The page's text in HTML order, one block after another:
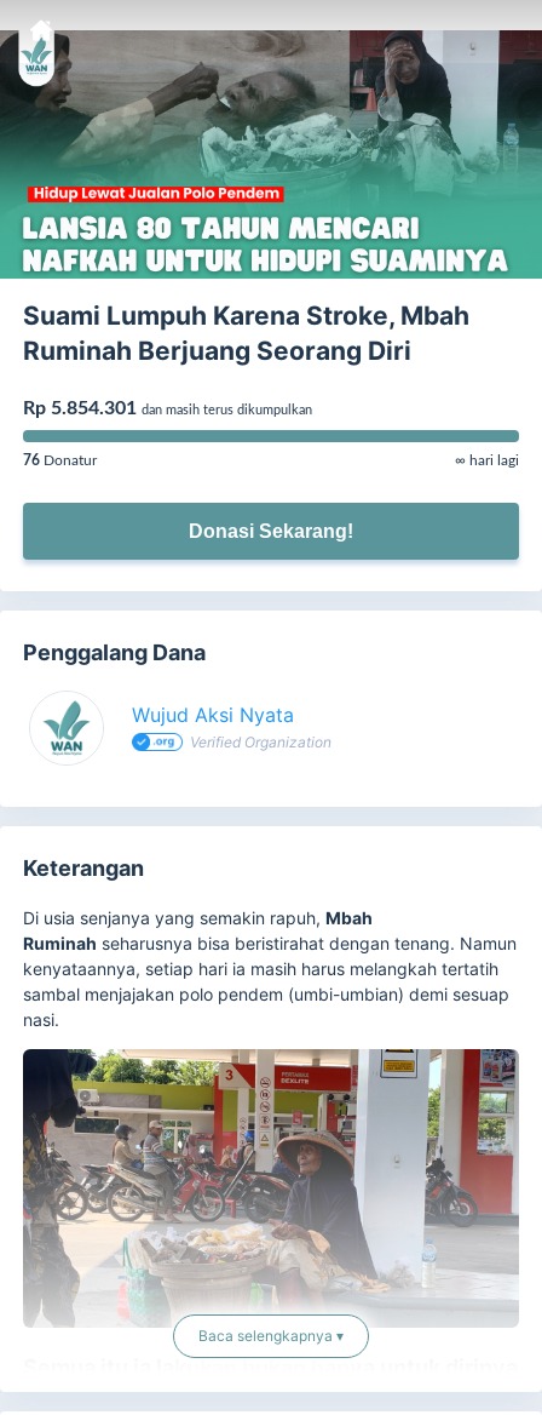
Suami Lumpuh Karena Stroke, Mbah
Ruminah Berjuang Seorang Diri
Rp 5.854.301 dan masih terus dikumpulkan
76 Donatur ∞ hari lagi
Donasi Sekarang!
Penggalang Dana
Wujud Aksi Nyata
Verified Organization
Keterangan
Di usia senjanya yang semakin rapuh,Mbah
Ruminah seharusnya bisa beristirahat dengan tenang. Namun
kenyataannya, setiap hari ia masih harus melangkah tertatih
sambal menjajakan polo pendem (umbi-umbian) demi sesuap
nasi.
sendiri, tetapi untuk suami tercinta yang sudah
Baca selengkapnya ▾